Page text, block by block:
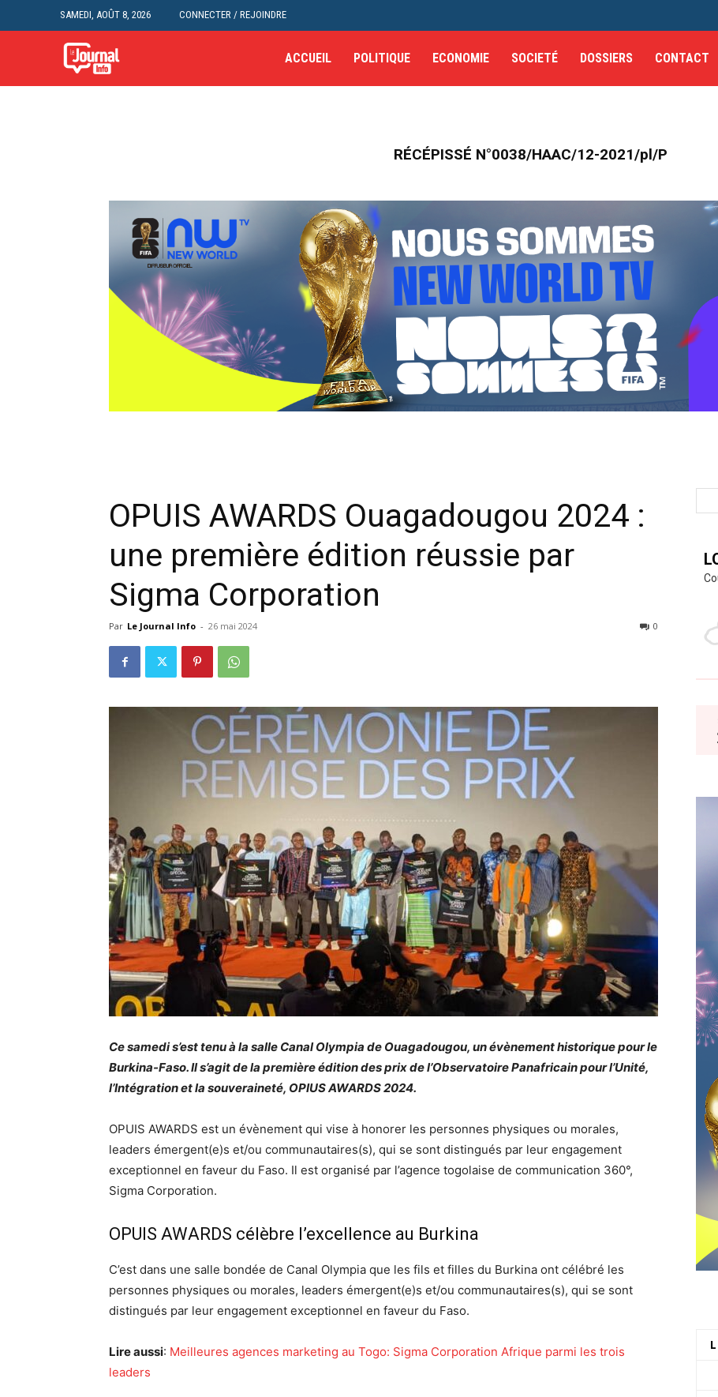
SAMEDI, AOÛT 8, 2026 CONNECTER / REJOINDRE
ACCUEIL POLITIQUE ECONOMIE SOCIETÉ DOSSIERS CONTACT
RÉCÉPISSÉ N°0038/HAAC/12-2021/pl/P
OPUIS AWARDS Ouagadougou 2024 :
une première édition réussie par
Sigma Corporation
Par Le Journal Info - 26 mai 2024 0
Ce samedi s’est tenu à la salle Canal Olympia de Ouagadougou, un évènement historique pour le
Burkina-Faso. Il s’agit de la première édition des prix de l’Observatoire Panafricain pour l’Unité,
l’Intégration et la souveraineté, OPIUS AWARDS 2024.
OPUIS AWARDS est un évènement qui vise à honorer les personnes physiques ou morales,
leaders émergent(e)s et/ou communautaires(s), qui se sont distingués par leur engagement
exceptionnel en faveur du Faso. Il est organisé par l’agence togolaise de communication 360°,
Sigma Corporation.
OPUIS AWARDS célèbre l’excellence au Burkina
C’est dans une salle bondée de Canal Olympia que les fils et filles du Burkina ont célébré les
personnes physiques ou morales, leaders émergent(e)s et/ou communautaires(s), qui se sont
distingués par leur engagement exceptionnel en faveur du Faso.
Lire aussi: Meilleures agences marketing au Togo: Sigma Corporation Afrique parmi les trois
leaders
L